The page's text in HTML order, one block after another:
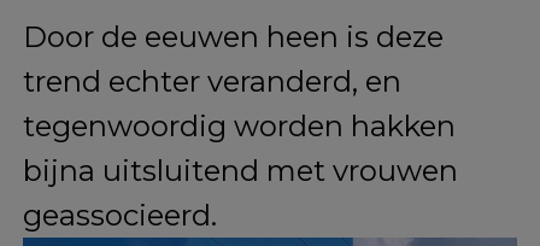
hakken oorspronkelijk bedoeld
voor mannen, om hen langer te
laten lijken en een gevoel van
mode te geven.